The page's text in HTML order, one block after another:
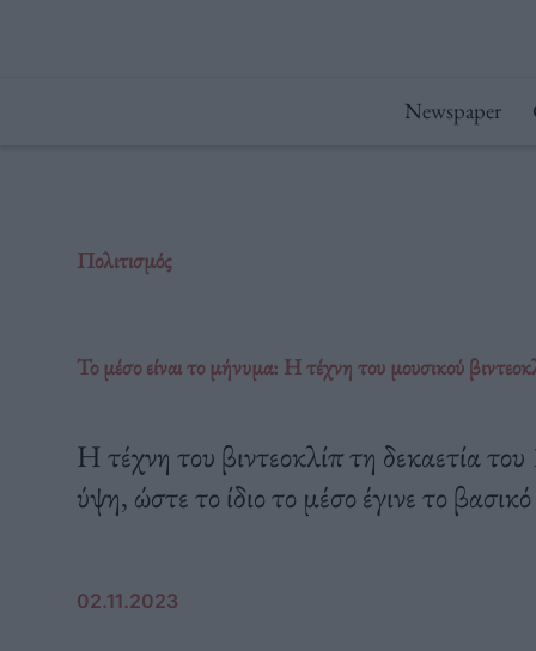
Newspaper
Πολιτισμός
Το μέσο είναι το μήνυμα: Η τέχνη του μουσικού
Η τέχνη του βιντεοκλίπ τη δεκαετία
ύψη, ώστε το ίδιο το μέσο έγινε το
02.11.2023